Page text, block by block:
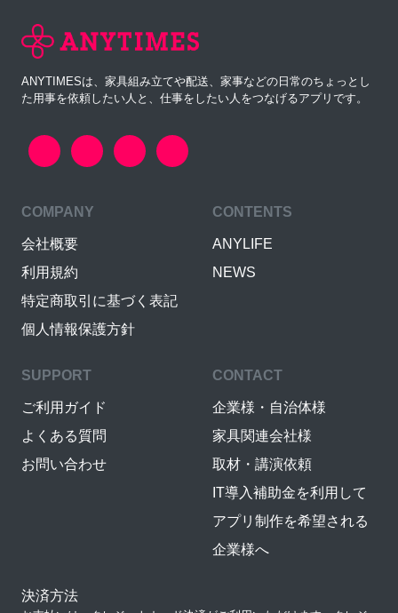
ANYTIMESは、家具組み立てや配送、家事などの日常のちょっとし
た用事を依頼したい人と、仕事をしたい人をつなげるアプリです。
COMPANY
会社概要
利用規約
特定商取引に基づく表記
個人情報保護方針
CONTENTS
ANYLIFE
NEWS
SUPPORT
ご利用ガイド
よくある質問
お問い合わせ
CONTACT
企業様・自治体様
家具関連会社様
取材・講演依頼
IT導入補助金を利用して
アプリ制作を希望される
企業様へ
決済方法